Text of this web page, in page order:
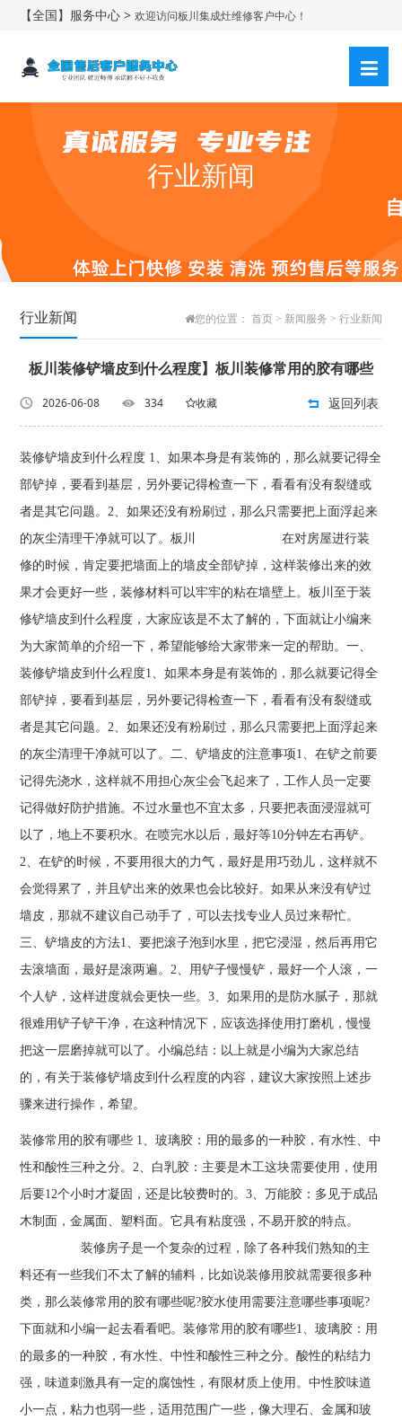
【全国】服务中心 >欢迎访问板川集成灶维修客户中心！
行业新闻
行业新闻 您的位置： 首页> 新闻服务 > 行业新闻
板川装修铲墙皮到什么程度】板川装修常用的胶有哪些
2026-06-08 334 收藏 返回列表
装修铲墙皮到什么程度 1、如果本身是有装饰的，那么就要记得全
部铲掉，要看到基层，另外要记得检查一下，看看有没有裂缝或
者是其它问题。2、如果还没有粉刷过，那么只需要把上面浮起来
的灰尘清理干净就可以了。板川 在对房屋进行装
修的时候，肯定要把墙面上的墙皮全部铲掉，这样装修出来的效
果才会更好一些，装修材料可以牢牢的粘在墙壁上。板川至于装
修铲墙皮到什么程度，大家应该是不太了解的，下面就让小编来
为大家简单的介绍一下，希望能够给大家带来一定的帮助。一、
装修铲墙皮到什么程度1、如果本身是有装饰的，那么就要记得全
部铲掉，要看到基层，另外要记得检查一下，看看有没有裂缝或
者是其它问题。2、如果还没有粉刷过，那么只需要把上面浮起来
的灰尘清理干净就可以了。二、铲墙皮的注意事项1、在铲之前要
记得先浇水，这样就不用担心灰尘会飞起来了，工作人员一定要
记得做好防护措施。不过水量也不宜太多，只要把表面浸湿就可
以了，地上不要积水。在喷完水以后，最好等10分钟左右再铲。
2、在铲的时候，不要用很大的力气，最好是用巧劲儿，这样就不
会觉得累了，并且铲出来的效果也会比较好。如果从来没有铲过
墙皮，那就不建议自己动手了，可以去找专业人员过来帮忙。
三、铲墙皮的方法1、要把滚子泡到水里，把它浸湿，然后再用它
去滚墙面，最好是滚两遍。2、用铲子慢慢铲，最好一个人滚，一
个人铲，这样进度就会更快一些。3、如果用的是防水腻子，那就
很难用铲子铲干净，在这种情况下，应该选择使用打磨机，慢慢
把这一层磨掉就可以了。小编总结：以上就是小编为大家总结
的，有关于装修铲墙皮到什么程度的内容，建议大家按照上述步
骤来进行操作，希望。
装修常用的胶有哪些 1、玻璃胶：用的最多的一种胶，有水性、中
性和酸性三种之分。2、白乳胶：主要是木工这块需要使用，使用
后要12个小时才凝固，还是比较费时的。3、万能胶：多见于成品
木制面，金属面、塑料面。它具有粘度强，不易开胶的特点。
装修房子是一个复杂的过程，除了各种我们熟知的主
料还有一些我们不太了解的辅料，比如说装修用胶就需要很多种
类，那么装修常用的胶有哪些呢?胶水使用需要注意哪些事项呢?
下面就和小编一起去看看吧。装修常用的胶有哪些1、玻璃胶：用
的最多的一种胶，有水性、中性和酸性三种之分。酸性的粘结力
强，味道刺激具有一定的腐蚀性，有限材质上使用。中性胶味道
小一点，粘力也弱一些，适用范围广一些，像大理石、金属和玻